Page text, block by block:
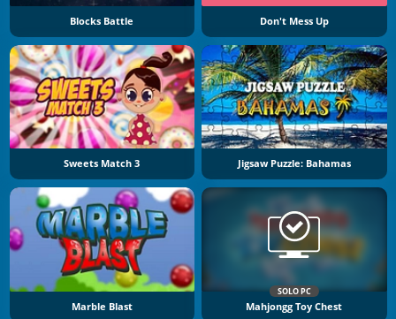
Blocks Battle Don't Mess Up
Sweets Match 3 Jigsaw Puzzle: Bahamas
Marble Blast
SOLO PC
Mahjongg Toy Chest